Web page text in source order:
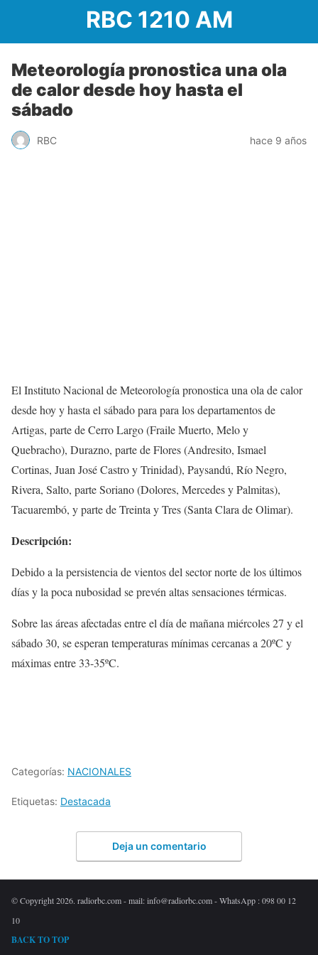
RBC 1210 AM
Meteorología pronostica una ola
de calor desde hoy hasta el
sábado
RBC hace 9 años
El Instituto Nacional de Meteorología pronostica una ola de calor
desde hoy y hasta el sábado para para los departamentos de
Artigas, parte de Cerro Largo (Fraile Muerto, Melo y
Quebracho), Durazno, parte de Flores (Andresito, Ismael
Cortinas, Juan José Castro y Trinidad), Paysandú, Río Negro,
Rivera, Salto, parte Soriano (Dolores, Mercedes y Palmitas),
Tacuarembó, y parte de Treinta y Tres (Santa Clara de Olimar).
Descripción:
Debido a la persistencia de vientos del sector norte de los últimos
días y la poca nubosidad se prevén altas sensaciones térmicas.
Sobre las áreas afectadas entre el día de mañana miércoles 27 y el
sábado 30, se esperan temperaturas mínimas cercanas a 20ºC y
máximas entre 33-35ºC.
Categorías: NACIONALES
Etiquetas: Destacada
Deja un comentario
© Copyright 2026. radiorbc.com - mail: info@radiorbc.com - WhatsApp : 098 00 12
10
BACK TO TOP